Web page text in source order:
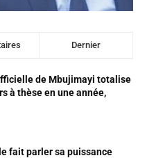
Dernier
de Mbujimayi totalise
à thèse en une année,
fait parler sa puissance